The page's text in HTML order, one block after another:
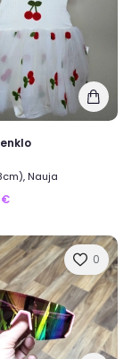
Nauja
0